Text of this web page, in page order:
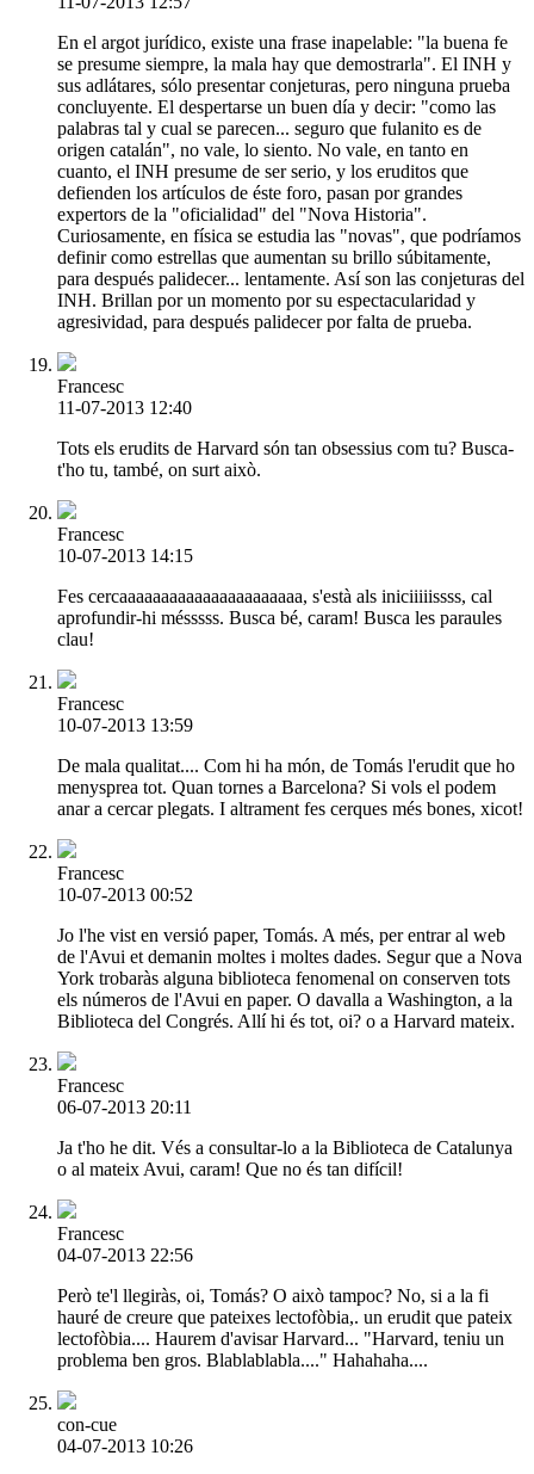
En el argot jurídico, existe una frase inapelable: "la buena fe
se presume siempre, la mala hay que demostrarla". El INH y
sus adlátares, sólo presentar conjeturas, pero ninguna prueba
concluyente. El despertarse un buen día y decir: "como las
palabras tal y cual se parecen... seguro que fulanito es de
origen catalán", no vale, lo siento. No vale, en tanto en
cuanto, el INH presume de ser serio, y los eruditos que
defienden los artículos de éste foro, pasan por grandes
expertors de la "oficialidad" del "Nova Historia".
Curiosamente, en física se estudia las "novas", que podríamos
definir como estrellas que aumentan su brillo súbitamente,
para después palidecer... lentamente. Así son las conjeturas del
INH. Brillan por un momento por su espectacularidad y
agresividad, para después palidecer por falta de prueba.
Francesc
11-07-2013 12:40
Tots els erudits de Harvard són tan obsessius com tu? Busca-
t'ho tu, també, on surt això.
Francesc
10-07-2013 14:15
Fes cercaaaaaaaaaaaaaaaaaaaaaa, s'està als iniciiiiissss, cal
aprofundir-hi mésssss. Busca bé, caram! Busca les paraules
clau!
Francesc
10-07-2013 13:59
De mala qualitat.... Com hi ha món, de Tomás l'erudit que ho
menysprea tot. Quan tornes a Barcelona? Si vols el podem
anar a cercar plegats. I altrament fes cerques més bones, xicot!
Francesc
10-07-2013 00:52
Jo l'he vist en versió paper, Tomás. A més, per entrar al web
de l'Avui et demanin moltes i moltes dades. Segur que a Nova
York trobaràs alguna biblioteca fenomenal on conserven tots
els números de l'Avui en paper. O davalla a Washington, a la
Biblioteca del Congrés. Allí hi és tot, oi? o a Harvard mateix.
Francesc
06-07-2013 20:11
Ja t'ho he dit. Vés a consultar-lo a la Biblioteca de Catalunya
o al mateix Avui, caram! Que no és tan difícil!
Francesc
04-07-2013 22:56
Però te'l llegiràs, oi, Tomás? O això tampoc? No, si a la fi
hauré de creure que pateixes lectofòbia,. un erudit que pateix
lectofòbia.... Haurem d'avisar Harvard... "Harvard, teniu un
problema ben gros. Blablablabla...." Hahahaha....
con-cue
04-07-2013 10:26